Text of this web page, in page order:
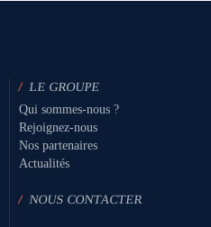
/ LE GROUPE
Qui sommes-nous ?
Rejoignez-nous
Nos partenaires
Actualités
/NOUS CONTACTER